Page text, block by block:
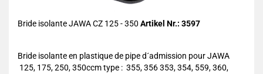
Bride isolante JAWA CZ 125 - 350 Artikel Nr.: 3597
Bride isolante en plastique de pipe d´admission pour JAWA
125, 175, 250, 350ccm type : 355, 356 353, 354, 559, 360,